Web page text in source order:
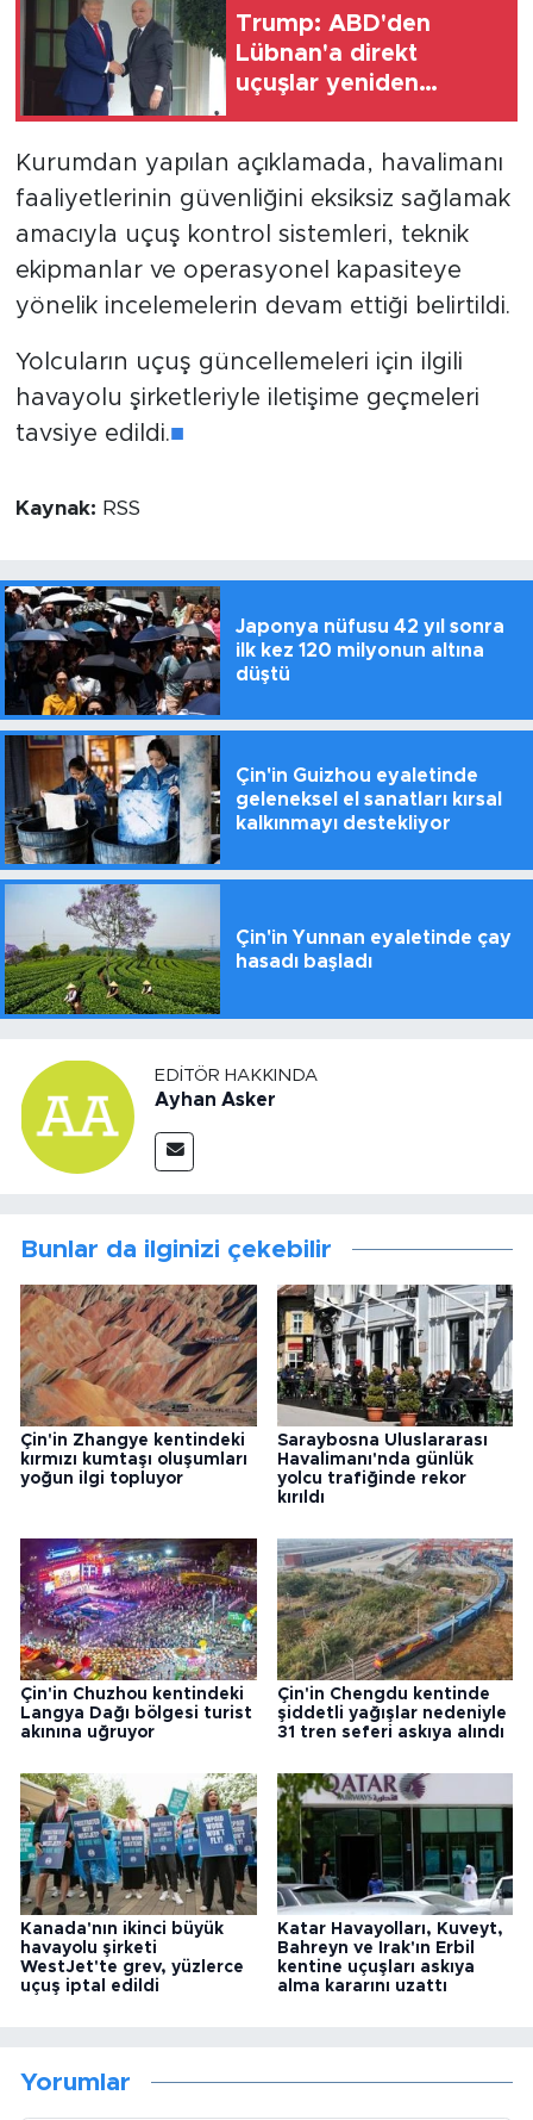
Trump: ABD'den
Lübnan'a direkt
uçuşlar yeniden
Kurumdan yapılan açıklamada, havalimanı
faaliyetlerinin güvenliğini eksiksiz sağlamak
amacıyla uçuş kontrol sistemleri, teknik
ekipmanlar ve operasyonel kapasiteye
yönelik incelemelerin devam ettiği belirtildi.
Yolcuların uçuş güncellemeleri için ilgili
havayolu şirketleriyle iletişime geçmeleri
tavsiye edildi.■
Kaynak: RSS
Japonya nüfusu 42 yıl sonra
ilk kez 120 milyonun altına
düştü
Çin'in Guizhou eyaletinde
geleneksel el sanatları kırsal
kalkınmayı destekliyor
Çin'in Yunnan eyaletinde çay
hasadı başladı
EDITÖR HAKKINDA
Ayhan Asker
Bunlar da ilginizi çekebilir
Çin'in Zhangye kentindeki
kırmızı kumtaşı oluşumları
yoğun ilgi topluyor
Saraybosna Uluslararası
Havalimanı'nda günlük
yolcu trafiğinde rekor
kırıldı
Çin'in Chuzhou kentindeki
Langya Dağı bölgesi turist
akınına uğruyor
Çin'in Chengdu kentinde
şiddetli yağışlar nedeniyle
31 tren seferi askıya alındı
Kanada'nın ikinci büyük
havayolu şirketi
WestJet'te grev, yüzlerce
uçuş iptal edildi
Katar Havayolları, Kuveyt,
Bahreyn ve Irak'ın Erbil
kentine uçuşları askıya
alma kararını uzattı
Yorumlar